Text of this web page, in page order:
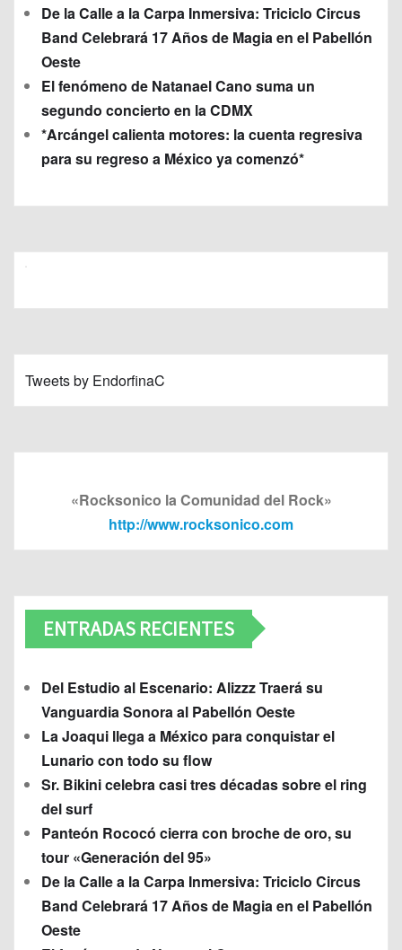
De la Calle a la Carpa Inmersiva: Triciclo Circus
Band Celebrará 17 Años de Magia en el Pabellón
Oeste
El fenómeno de Natanael Cano suma un
segundo concierto en la CDMX
*Arcángel calienta motores: la cuenta regresiva
para su regreso a México ya comenzó*
Tweets by EndorfinaC
«Rocksonico la Comunidad del Rock»
http://www.rocksonico.com
ENTRADAS RECIENTES
Del Estudio al Escenario: Alizzz Traerá su
Vanguardia Sonora al Pabellón Oeste
La Joaqui llega a México para conquistar el
Lunario con todo su flow
Sr. Bikini celebra casi tres décadas sobre el ring
del surf
Panteón Rococó cierra con broche de oro, su
tour «Generación del 95»
De la Calle a la Carpa Inmersiva: Triciclo Circus
Band Celebrará 17 Años de Magia en el Pabellón
Oeste